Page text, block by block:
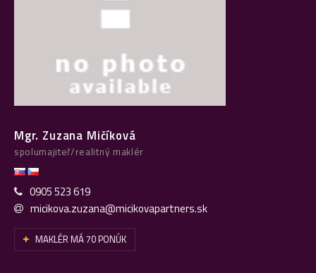
Mgr. Zuzana Mičíková
spolumajiteľ/realitný maklér
0905 523 619
micikova.zuzana@micikovapartners.sk
MAKLÉR MÁ 70 PONÚK